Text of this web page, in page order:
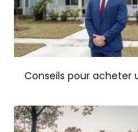
Conseils pour acheter